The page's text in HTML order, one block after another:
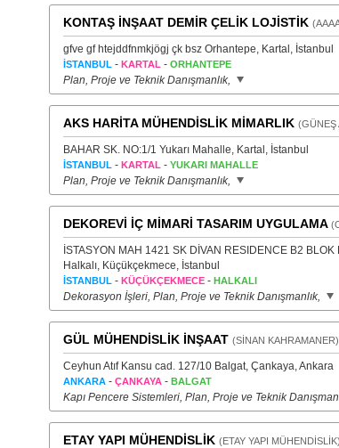
KONTAŞ İNŞAAT DEMİR ÇELİK LOJİSTİK
gfve gf htejddfnmkjögj çk bsz Orhantepe, Kartal, İstanbul
İSTANBUL- KARTAL- ORHANTEPE
Plan, Proje ve Teknik Danışmanlık,
AKS HARİTA MÜHENDİSLİK MİMARLIK (GÜNEŞ
BAHAR SK. NO:1/1 Yukarı Mahalle, Kartal, İstanbul
İSTANBUL- KARTAL- YUKARI MAHALLE
Plan, Proje ve Teknik Danışmanlık,
DEKOREVİ İÇ MİMARİ TASARIM UYGULAMA
İSTASYON MAH 1421 SK DİVAN RESIDENCE B2
Halkalı, Küçükçekmece, İstanbul
İSTANBUL- KÜÇÜKÇEKMECE- HALKALI
Dekorasyon İşleri, Plan, Proje ve Teknik Danışmanlık,
GÜL MÜHENDİSLİK İNŞAAT (SİNAN KAHRAMANER)
Ceyhun Atıf Kansu cad. 127/10 Balgat, Çankaya, Ankara
ANKARA- ÇANKAYA- BALGAT
Kapı Pencere Sistemleri, Plan, Proje ve Teknik
ETAY YAPI MÜHENDİSLİK (ETAY YAPI MÜHENDİSLİK)